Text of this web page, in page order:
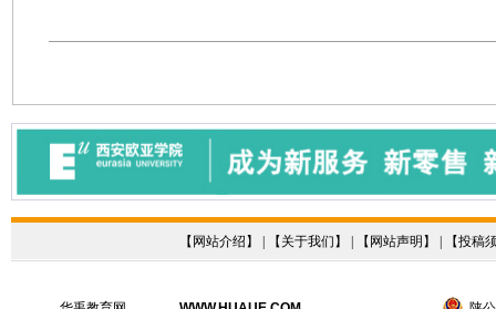
【 网站介绍 】 | 【 关于我们 】 | 【 网站声明 】 | 【投稿